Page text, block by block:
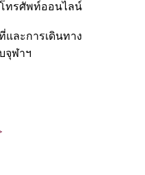
ทรศัพท์ออนไลน์
และการเดินทาง
จุฬาฯ